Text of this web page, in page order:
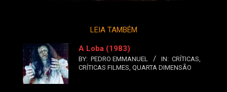
LEIA TAMBÉM
A Loba (1983)
BY: PEDRO EMMANUEL IN: CRÍTICAS,
CRÍTICAS FILMES, QUARTA DIMENSÃO